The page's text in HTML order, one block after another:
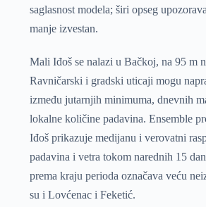
saglasnost modela; širi opseg
manje izvestan.
Mali Iđoš se nalazi u Bačkoj, na 95 m
Ravničarski i gradski uticaji mogu
između jutarnjih minimuma, dnevnih
lokalne količine padavina. Ensemble
Iđoš prikazuje medijanu i verovatni
padavina i vetra tokom narednih 15
prema kraju perioda označava veću
su i Lovćenac i Feketić.